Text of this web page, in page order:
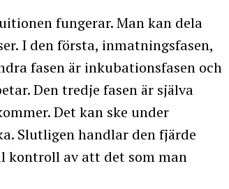
fungerar. Man kan dela
I den första, inmatningsfasen,
fasen är inkubationsfasen och
Den tredje fasen är själva
Det kan ske under
Slutligen handlar den fjärde
kontroll av att det som man